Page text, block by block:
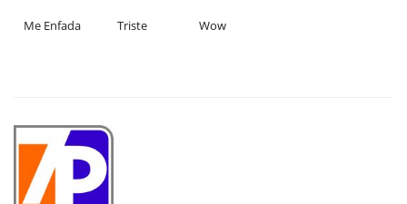
Me Enfada Triste Wow